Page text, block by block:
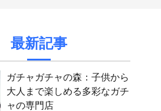
最新記事
ガチャガチャの森：子供から
大人まで楽しめる多彩なガチ
ャの専門店